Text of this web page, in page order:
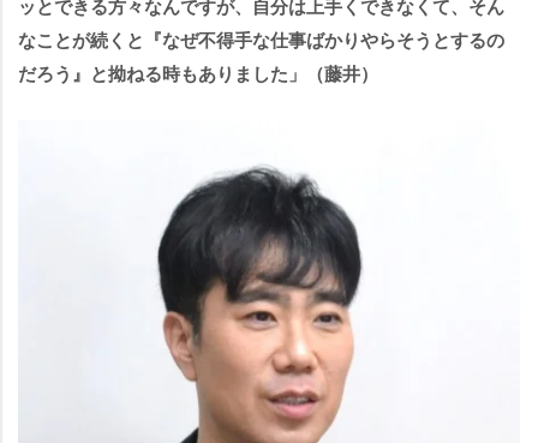
ッとできる方々なんですが、自分は上手くできなくて、そん
なことが続くと『なぜ不得手な仕事ばかりやらそうとするの
だろう』と拗ねる時もありました」（藤井）